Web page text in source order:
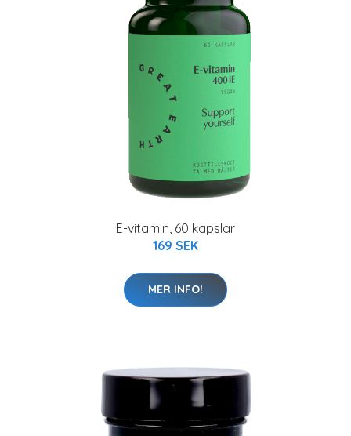
E-vitamin, 60 kapslar
169 SEK
MER INFO!